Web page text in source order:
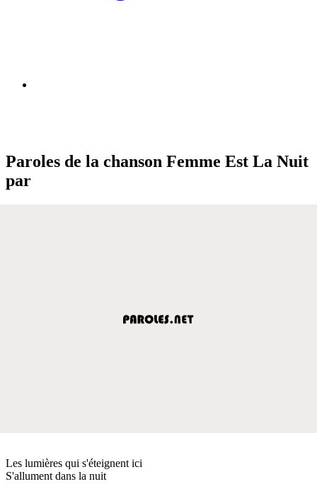
Paroles de la chanson Femme Est La Nuit
par
Les lumières qui s'éteignent ici
S'allument dans la nuit